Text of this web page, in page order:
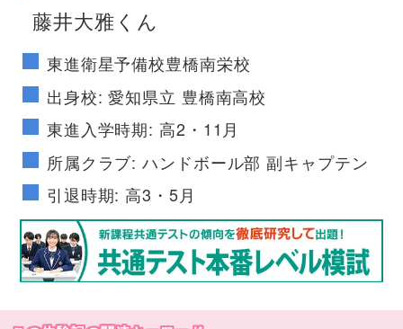
藤井大雅くん
東進衛星予備校豊橋南栄校
出身校: 愛知県立 豊橋南高校
東進入学時期: 高2・11月
所属クラブ: ハンドボール部 副キャプテン
引退時期: 高3・5月